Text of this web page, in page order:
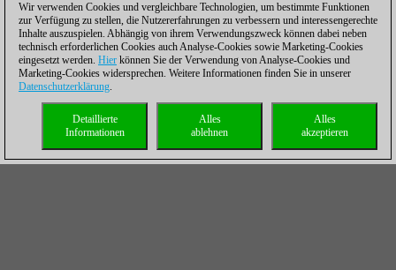
Wir verwenden Cookies und vergleichbare Technologien, um bestimmte Funktionen
zur Verfügung zu stellen, die Nutzererfahrungen zu verbessern und interessengerechte
Inhalte auszuspielen. Abhängig von ihrem Verwendungszweck können dabei neben
technisch erforderlichen Cookies auch Analyse-Cookies sowie Marketing-Cookies
eingesetzt werden. Hier können Sie der Verwendung von Analyse-Cookies und
Marketing-Cookies widersprechen. Weitere Informationen finden Sie in unserer
Datenschutzerklärung.
Alles
akzeptieren
Alles
ablehnen
Detaillierte
Informationen